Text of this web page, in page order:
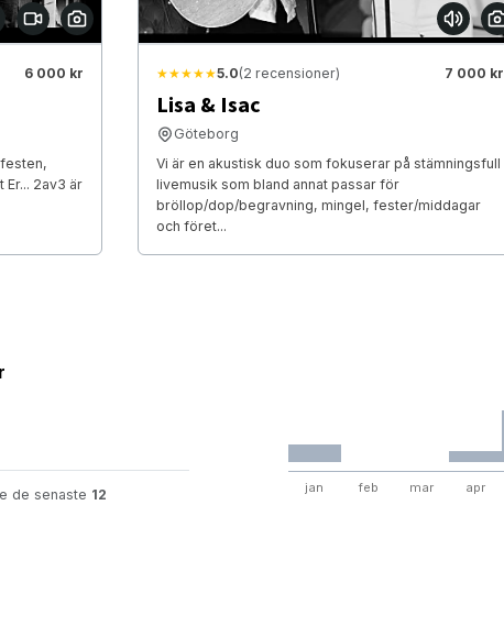
6 000 kr
2av3 är
★★★★★5.0(2 recensioner) 7 000 kr
Lisa & Isac
Göteborg
Vi är en akustisk duo som fokuserar på stämningsfull
livemusik som bland annat passar för
bröllop/dop/begravning, mingel, fester/middagar
och föret...
de senaste 12
jan feb mar apr